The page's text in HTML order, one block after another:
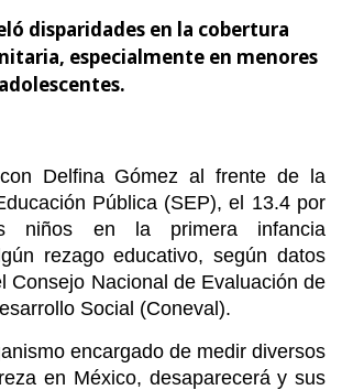
disparidades en la cobertura
especialmente en menores
Delfina Gómez al frente de la
Pública (SEP), el 13.4 por
niños en la primera infancia
rezago educativo, según datos
Consejo Nacional de Evaluación de
Social (Coneval).
encargado de medir diversos
en México, desaparecerá y sus